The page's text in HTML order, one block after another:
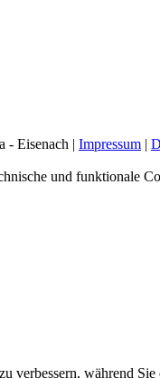
- Eisenach | Impressum |
und funktionale
verbessern, während